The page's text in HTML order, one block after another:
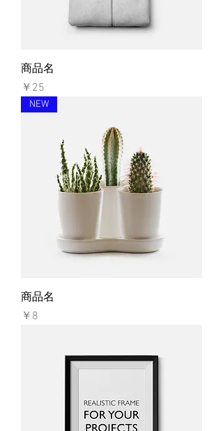
商品名
価格
￥25
NEW
商品名
価格
￥8